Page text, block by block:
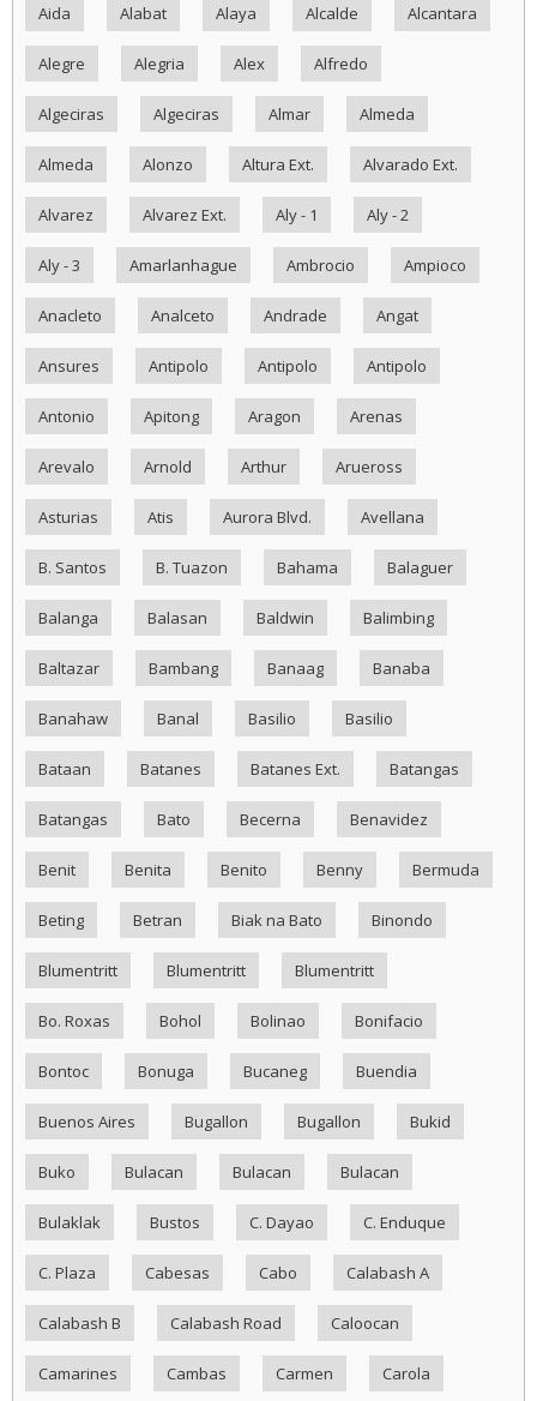
Aida Alabat Alaya Alcalde Alcantara
Alegre Alegria Alex Alfredo
Algeciras Algeciras Almar Almeda
Almeda Alonzo Altura Ext. Alvarado Ext.
Alvarez Alvarez Ext. Aly - 1 Aly - 2
Aly - 3 Amarlanhague Ambrocio Ampioco
Anacleto Analceto Andrade Angat
Ansures Antipolo Antipolo Antipolo
Antonio Apitong Aragon Arenas
Arevalo Arnold Arthur Arueross
Asturias Atis Aurora Blvd. Avellana
B. Santos B. Tuazon Bahama Balaguer
Balanga Balasan Baldwin Balimbing
Baltazar Bambang Banaag Banaba
Banahaw Banal Basilio Basilio
Bataan Batanes Batanes Ext. Batangas
Batangas Bato Becerna Benavidez
Benit Benita Benito Benny Bermuda
Beting Betran Biak na Bato Binondo
Blumentritt Blumentritt Blumentritt
Bo. Roxas Bohol Bolinao Bonifacio
Bontoc Bonuga Bucaneg Buendia
Buenos Aires Bugallon Bugallon Bukid
Buko Bulacan Bulacan Bulacan
Bulaklak Bustos C. Dayao C. Enduque
C. Plaza Cabesas Cabo Calabash A
Calabash B Calabash Road Caloocan
Camarines Cambas Carmen Carola